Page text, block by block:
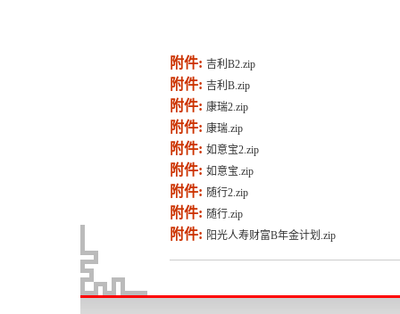
附件: 吉利B2.zip
附件: 吉利B.zip
附件: 康瑞2.zip
附件: 康瑞.zip
附件: 如意宝2.zip
附件: 如意宝.zip
附件: 随行2.zip
附件: 随行.zip
附件: 阳光人寿财富B年金计划.zip